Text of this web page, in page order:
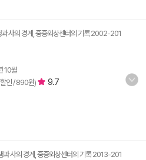
사의 경계, 중증외상센터의 기록 2002-201
10월
인 / 890원)
9.7
과 사의 경계, 중증외상센터의 기록 2013-201